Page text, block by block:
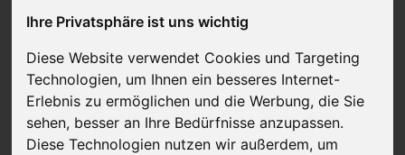
Ihre Privatsphäre ist uns wichtig
Diese Website verwendet Cookies und Targeting
Technologien, um Ihnen ein besseres Internet-
Erlebnis zu ermöglichen und die Werbung, die Sie
sehen, besser an Ihre Bedürfnisse anzupassen.
Diese Technologien nutzen wir außerdem, um
Online Auto verkaufen & gratis abholen
Auf Wunsch sofort Geld für Ihr Auto erhalten